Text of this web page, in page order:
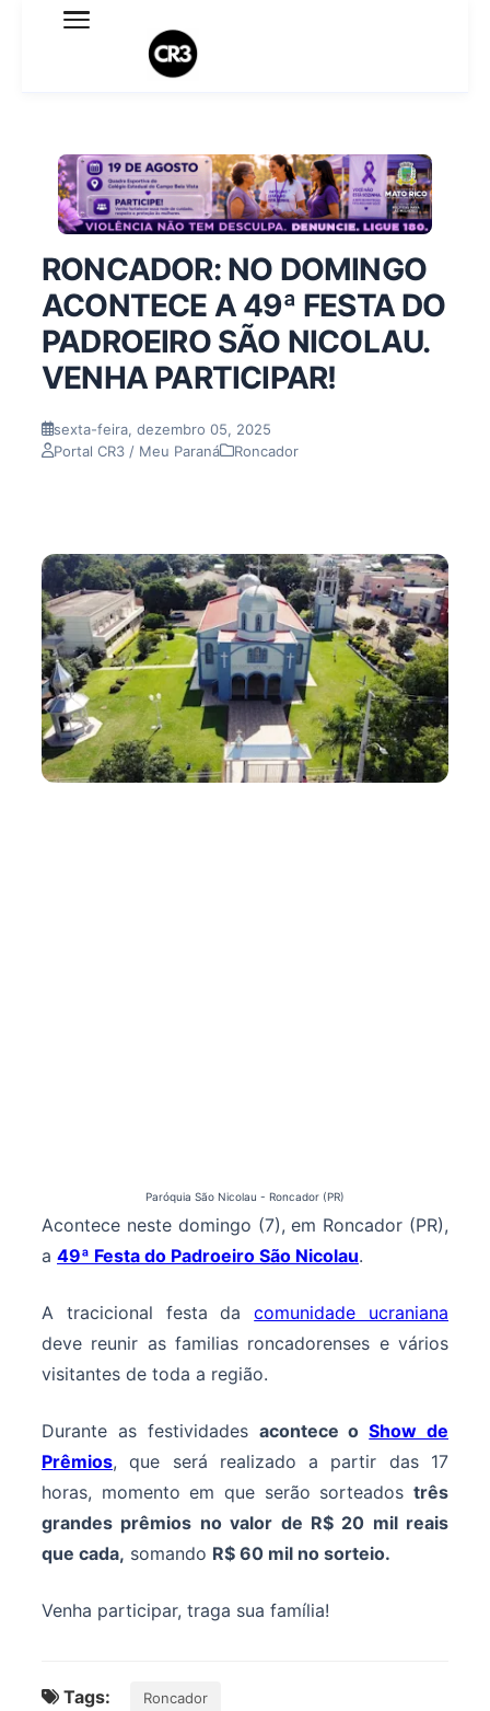
Expediente
Termo de Uso
Sobre o blog
RONCADOR: NO DOMINGO
ACONTECE A 49ª FESTA DO
PADROEIRO SÃO NICOLAU.
VENHA PARTICIPAR!
sexta-feira, dezembro 05, 2025
Portal CR3 / Meu Paraná
Roncador
Paróquia São Nicolau - Roncador (PR)
Acontece neste domingo (7), em Roncador (PR),
a 49ª Festa do Padroeiro São Nicolau.
A tracicional festa dacomunidade ucraniana
deve reunir as familias roncadorenses e vários
visitantes de toda a região.
Durante as festividades acontece oShow de
Prêmios, que será realizado a partir das 17
horas, momento em que serão sorteados três
grandes prêmios no valor de R$ 20 mil reais
que cada, somando R$ 60 mil no sorteio.
Venha participar, traga sua família!
Tags: Roncador